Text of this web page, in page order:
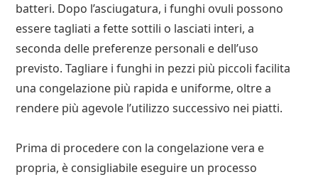
batteri. Dopo l’asciugatura, i funghi ovuli possono
essere tagliati a fette sottili o lasciati interi, a
seconda delle preferenze personali e dell’uso
previsto. Tagliare i funghi in pezzi più piccoli facilita
una congelazione più rapida e uniforme, oltre a
rendere più agevole l’utilizzo successivo nei piatti.
Prima di procedere con la congelazione vera e
propria, è consigliabile eseguire un processo